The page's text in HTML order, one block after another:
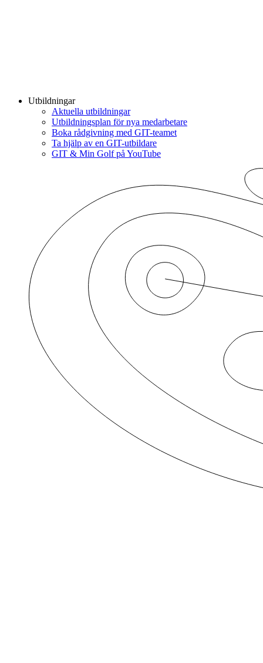
Utbildningar
Aktuella utbildningar
Utbildningsplan för nya medarbetare
Boka rådgivning med GIT-teamet
Ta hjälp av en GIT-utbildare
GIT & Min Golf på YouTube